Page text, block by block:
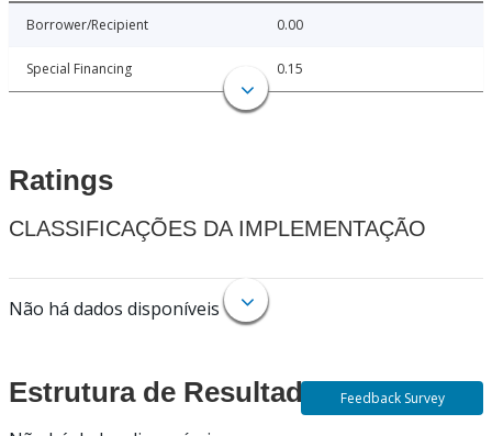
Borrower/Recipient 0.00
Special Financing 0.15
Ratings
CLASSIFICAÇÕES DA IMPLEMENTAÇÃO
Não há dados disponíveis
Estrutura de Resultados Feedback Survey